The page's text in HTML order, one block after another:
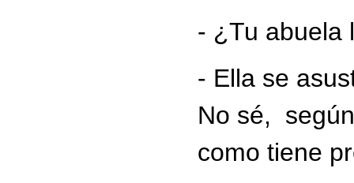
- ¿Tu abuela
- Ella se
No sé,
como tiene